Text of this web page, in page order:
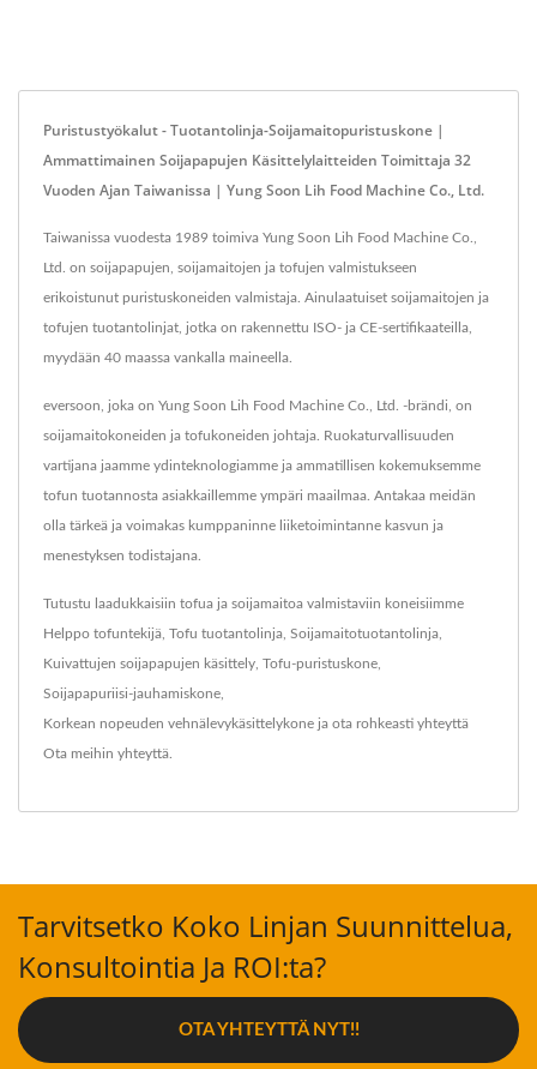
Puristustyökalut - Tuotantolinja-Soijamaitopuristuskone |
Ammattimainen Soijapapujen Käsittelylaitteiden Toimittaja 32
Vuoden Ajan Taiwanissa | Yung Soon Lih Food Machine Co., Ltd.
Taiwanissa vuodesta 1989 toimiva Yung Soon Lih Food Machine Co.,
Ltd. on soijapapujen, soijamaitojen ja tofujen valmistukseen
erikoistunut puristuskoneiden valmistaja. Ainulaatuiset soijamaitojen ja
tofujen tuotantolinjat, jotka on rakennettu ISO- ja CE-sertifikaateilla,
myydään 40 maassa vankalla maineella.
eversoon, joka on Yung Soon Lih Food Machine Co., Ltd. -brändi, on
soijamaitokoneiden ja tofukoneiden johtaja. Ruokaturvallisuuden
vartijana jaamme ydinteknologiamme ja ammatillisen kokemuksemme
tofun tuotannosta asiakkaillemme ympäri maailmaa. Antakaa meidän
olla tärkeä ja voimakas kumppaninne liiketoimintanne kasvun ja
menestyksen todistajana.
Tutustu laadukkaisiin tofua ja soijamaitoa valmistaviin koneisiimme
Helppo tofuntekijä, Tofu tuotantolinja, Soijamaitotuotantolinja,
Kuivattujen soijapapujen käsittely, Tofu-puristuskone,
Soijapapuriisi-jauhamiskone,
Korkean nopeuden vehnälevykäsittelykone ja ota rohkeasti yhteyttä
Ota meihin yhteyttä.
Tarvitsetko Koko Linjan Suunnittelua,
Konsultointia Ja ROI:ta?
OTA YHTEYTTÄ NYT!!